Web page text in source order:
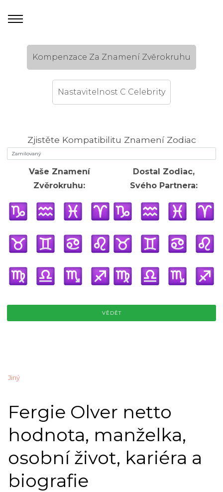
Kompenzace Za Znamení Zvěrokruhu
Nastavitelnost C Celebrity
Zjistěte Kompatibilitu Znamení Zodiac
Vaše Znamení
Zvěrokruhu:
Dostal Zodiac,
Svého Partnera:
VĚDĚT
Jiný
Fergie Olver netto
hodnota, manželka,
osobní život, kariéra a
biografie